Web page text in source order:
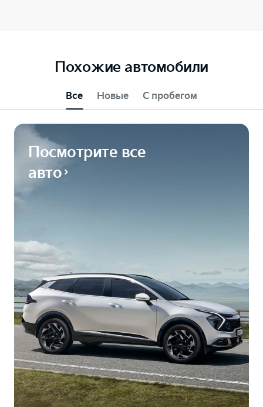
Похожие автомобили
Все Новые С пробегом
Посмотрите все
авто